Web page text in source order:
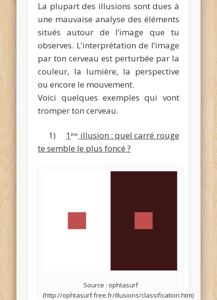
La plupart des illusions sont dues à
une mauvaise analyse des éléments
situés autour de l’image que tu
observes. L’interprétation de l’image
par ton cerveau est perturbée par la
couleur, la lumière, la perspective
ou encore le mouvement.
Voici quelques exemples qui vont
tromper ton cerveau.
1) 1ère
illusion : quel carré rouge
te semble le plus foncé ?
Source : ophtasurf
(http://ophtasurf.free.fr/illusions/classification.htm)